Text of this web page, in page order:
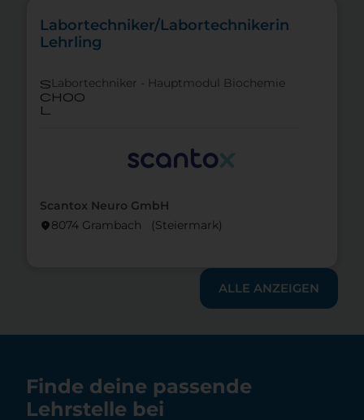
Scantox Neuro GmbH
location_on8074 Grambach (Steier­mark)
Labortechniker/Labortechnikerin
Lehrling
s
choo
l
Labortechniker - Hauptmodul Biochemie
ALLE ANZEIGEN
Finde deine passende
Lehrstelle bei